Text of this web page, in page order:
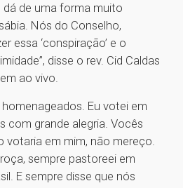
dá de uma forma muito
Nós do Conselho,
essa ‘conspiração’ e o
disse o rev. Cid Caldas
ao vivo.
Eu votei em
com grande alegria. Vocês
votaria em mim, não mereço.
sempre pastoreei em
E sempre disse que nós